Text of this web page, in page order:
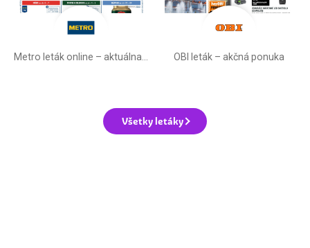
OBI leták –⁠ akčná ponuka
Všetky letáky